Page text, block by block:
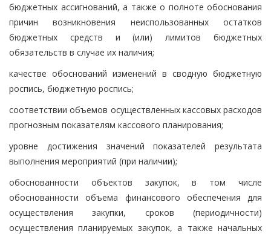
бюджетных ассигнований, а также о полноте обоснования
причин возникновения неиспользованных остатков
бюджетных средств и (или) лимитов бюджетных
обязательств в случае их наличия;
качестве обоснований изменений в сводную бюджетную
роспись, бюджетную роспись;
соответствии объемов осуществленных кассовых расходов
прогнозным показателям кассового планирования;
уровне достижения значений показателей результата
выполнения мероприятий (при наличии);
обоснованности объектов закупок, в том числе
обоснованности объема финансового обеспечения для
осуществления закупки, сроков (периодичности)
осуществления планируемых закупок, а также начальных